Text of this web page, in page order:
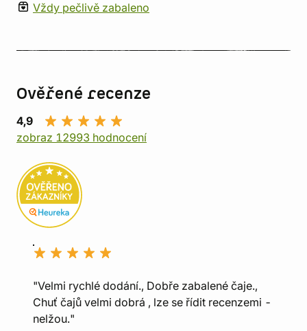
Vždy pečlivě zabaleno
Ověřené recenze
4,9
zobraz 12993 hodnocení
"Velmi rychlé dodání., Dobře zabalené čaje.,
Chuť čajů velmi dobrá , lze se řídit recenzemi -
nelžou."